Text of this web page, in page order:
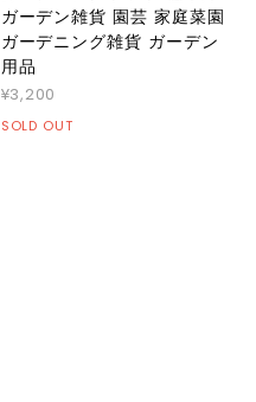
ガーデン雑貨 園芸 家庭菜園
ガーデニング雑貨 ガーデン
用品
¥3,200
SOLD OUT